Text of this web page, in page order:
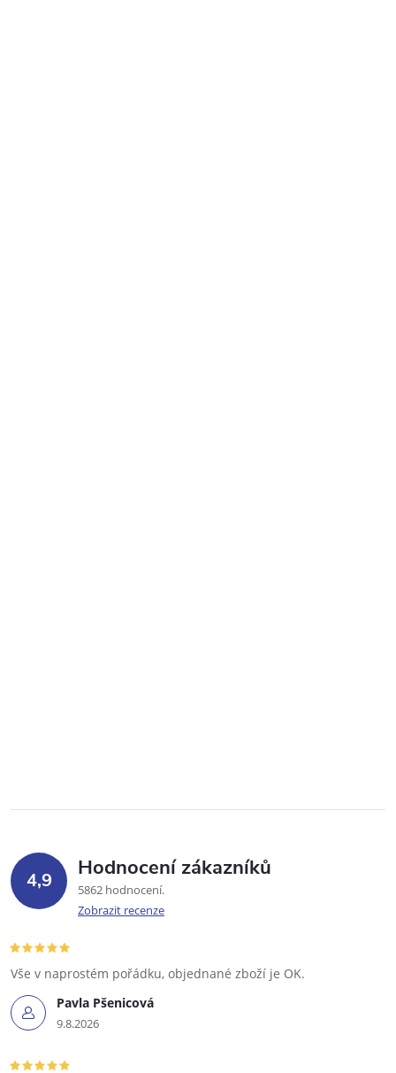
4,9 Hodnocení zákazníků
5862 hodnocení
Zobrazit recenze
Pavla Pšenicová
9.8.2026
Vše v naprostém pořádku, objednané zboží je OK.